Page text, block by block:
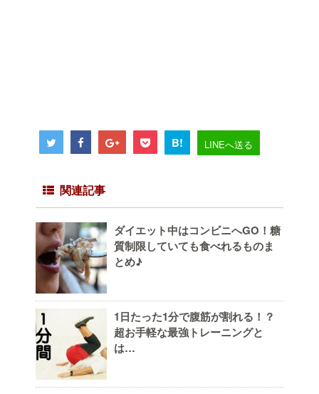
B! LINEへ送る
関連記事
ダイエット中はコンビニへGO！糖
質制限していても食べれるものま
とめ♪
1日たった1分で腹筋が割れる！？
超お手軽な最強トレーニングと
は…